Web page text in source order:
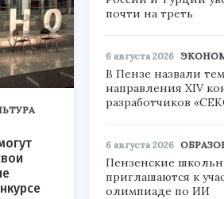
почти на треть
6 августа 2026
В Пензе назвали
направления XIV
разработчиков
6 августа 2026
Пензенские
приглашаются к
олимпиаде по ИИ